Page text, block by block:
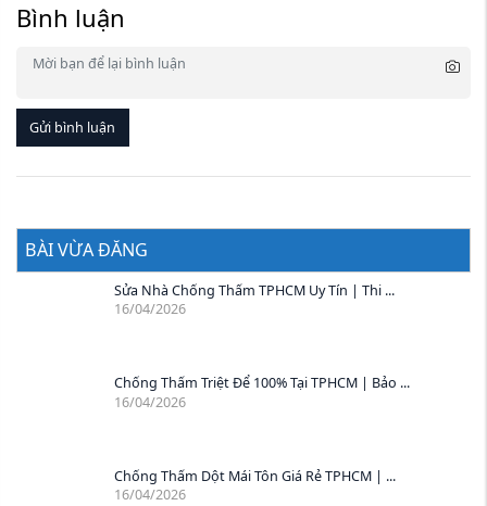
Bình luận
Gửi bình luận
BÀI VỪA ĐĂNG
Sửa Nhà Chống Thấm TPHCM Uy Tín | Thi ...
16/04/2026
Chống Thấm Triệt Để 100% Tại TPHCM | Bảo ...
16/04/2026
Chống Thấm Dột Mái Tôn Giá Rẻ TPHCM | ...
16/04/2026